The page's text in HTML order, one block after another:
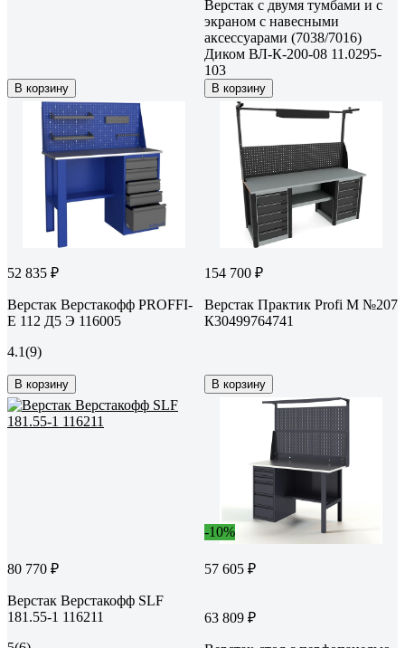
В корзину
Верстак с двумя тумбами и с
экраном с навесными
аксессуарами (7038/7016)
Диком ВЛ-К-200-08 11.0295-
103
В корзину
52 835 ₽
Верстак Верстакофф PROFFI-
E 112 Д5 Э 116005
4.1(9)
В корзину
154 700 ₽
Верстак Практик Profi M №207
К30499764741
В корзину
80 770 ₽
Верстак Верстакофф SLF
181.55-1 116211
-10%
57 605 ₽
63 809 ₽